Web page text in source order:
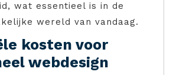
wat essentieel is in de
wereld van vandaag.
kosten voor
webdesign